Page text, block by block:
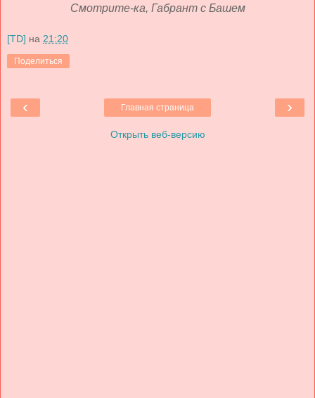
Смотрите-ка, Габрант с Башем
[TD] на 21:20
Поделиться
‹ ›
Главная страница
Открыть веб-версию